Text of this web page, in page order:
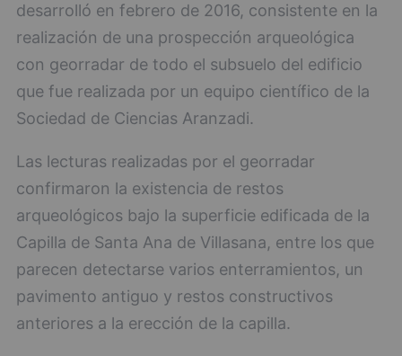
desarrolló en febrero de 2016, consistente en la
realización de una prospección arqueológica
con georradar de todo el subsuelo del edificio
que fue realizada por un equipo científico de la
Sociedad de Ciencias Aranzadi.
Las lecturas realizadas por el georradar
confirmaron la existencia de restos
arqueológicos bajo la superficie edificada de la
Capilla de Santa Ana de Villasana, entre los que
parecen detectarse varios enterramientos, un
pavimento antiguo y restos constructivos
anteriores a la erección de la capilla.